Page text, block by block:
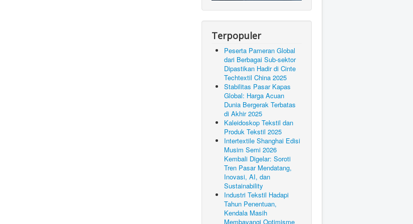
Terpopuler
Peserta Pameran Global
dari Berbagai Sub-sektor
Dipastikan Hadir di Cinte
Techtextil China 2025
Stabilitas Pasar Kapas
Global: Harga Acuan
Dunia Bergerak Terbatas
di Akhir 2025
Kaleidoskop Tekstil dan
Produk Tekstil 2025
Intertextile Shanghai Edisi
Musim Semi 2026
Kembali Digelar: Soroti
Tren Pasar Mendatang,
Inovasi, AI, dan
Sustainability
Industri Tekstil Hadapi
Tahun Penentuan,
Kendala Masih
Membayangi Optimisme